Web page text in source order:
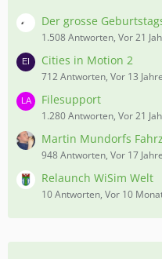
Der grosse
1.508 Antworten, Vor 21
Cities in Motion 2
712 Antworten, Vor 13
Filesupport
1.280 Antworten, Vor 21
Martin Mundorfs
948 Antworten, Vor 17
Relaunch WiSim Welt
10 Antworten, Vor 10